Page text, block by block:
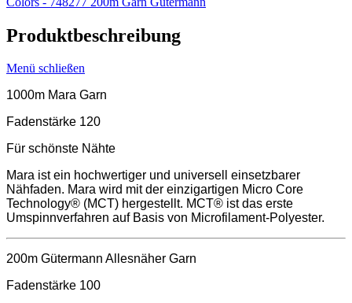
Produktbeschreibung
Menü schließen
1000m Mara Garn
Fadenstärke 120
Für schönste Nähte
Mara ist ein hochwertiger und universell einsetzbarer
Nähfaden. Mara wird mit der einzigartigen Micro Core
Technology® (MCT) hergestellt. MCT® ist das erste
Umspinnverfahren auf Basis von Microfilament-Polyester.
200m Gütermann Allesnäher Garn
Fadenstärke 100